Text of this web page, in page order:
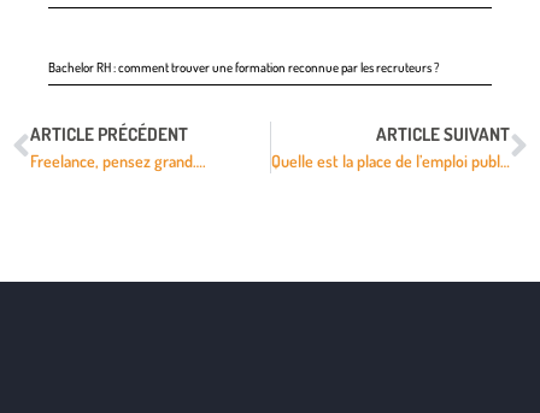
Bachelor RH : comment trouver une formation reconnue par les recruteurs ?
ARTICLE PRÉCÉDENT
Freelance, pensez grand….
ARTICLE SUIVANT
Quelle est la place de l’emploi public dans l’économie française ?